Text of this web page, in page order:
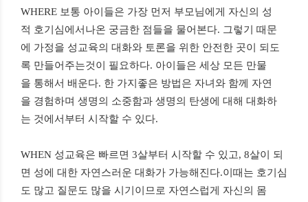
WHERE 보통 아이들은 가장 먼저 부모님에게 자신의 성
적 호기심에서나온 궁금한 점들을 물어본다. 그렇기 때문
에 가정을 성교육의 대화와 토론을 위한 안전한 곳이 되도
록 만들어주는것이 필요하다. 아이들은 세상 모든 만물
을 통해서 배운다. 한 가지좋은 방법은 자녀와 함께 자연
을 경험하며 생명의 소중함과 생명의 탄생에 대해 대화하
는 것에서부터 시작할 수 있다.
WHEN 성교육은 빠르면 3살부터 시작할 수 있고, 8살이 되
면 성에 대한 자연스러운 대화가 가능해진다.이때는 호기심
도 많고 질문도 많을 시기이므로 자연스럽게 자신의 몸